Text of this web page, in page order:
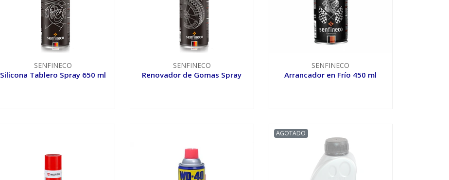
SENFINECO
Silicona Tablero Spray 650 ml
SENFINECO
Renovador de Gomas Spray
SENFINECO
Arrancador en Frío 450 ml
AGOTADO